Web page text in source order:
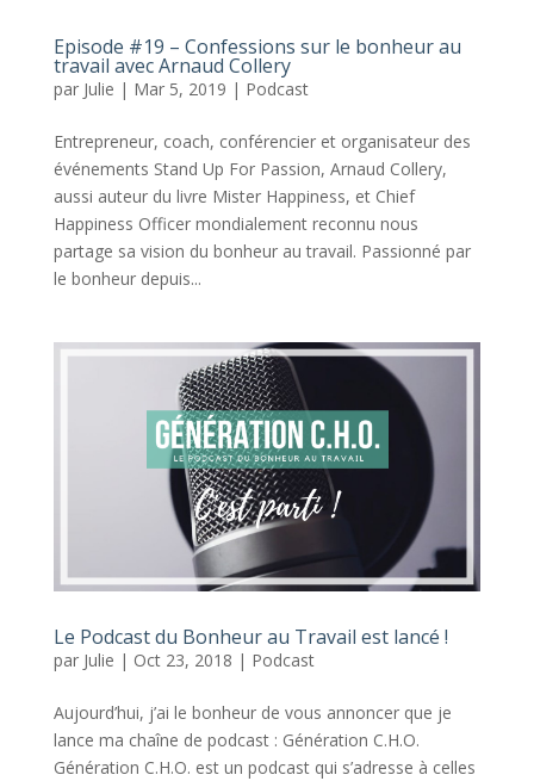
Episode #19 – Confessions sur le bonheur au
travail avec Arnaud Collery
par Julie | Mar 5, 2019 | Podcast
Entrepreneur, coach, conférencier et organisateur des
événements Stand Up For Passion, Arnaud Collery,
aussi auteur du livre Mister Happiness, et Chief
Happiness Officer mondialement reconnu nous
partage sa vision du bonheur au travail. Passionné par
le bonheur depuis...
Le Podcast du Bonheur au Travail est lancé !
par Julie | Oct 23, 2018 | Podcast
Aujourd’hui, j’ai le bonheur de vous annoncer que je
lance ma chaîne de podcast : Génération C.H.O.
Génération C.H.O. est un podcast qui s’adresse à celles